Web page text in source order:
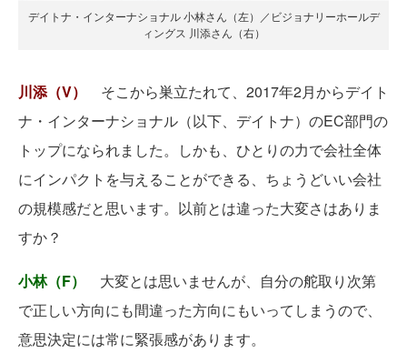
デイトナ・インターナショナル 小林さん（左）／ビジョナリーホールデ
ィングス 川添さん（右）
川添 （V）
そこから巣立たれて、2017年2月からデイト
ナ・インターナショナル（以下、デイトナ）のEC部門の
トップになられました。しかも、ひとりの力で会社全体
にインパクトを与えることができる、ちょうどいい会社
の規模感だと思います。以前とは違った大変さはありま
すか？
小林（F）
大変とは思いませんが、自分の舵取り次第
で正しい方向にも間違った方向にもいってしまうので、
意思決定には常に緊張感があります。